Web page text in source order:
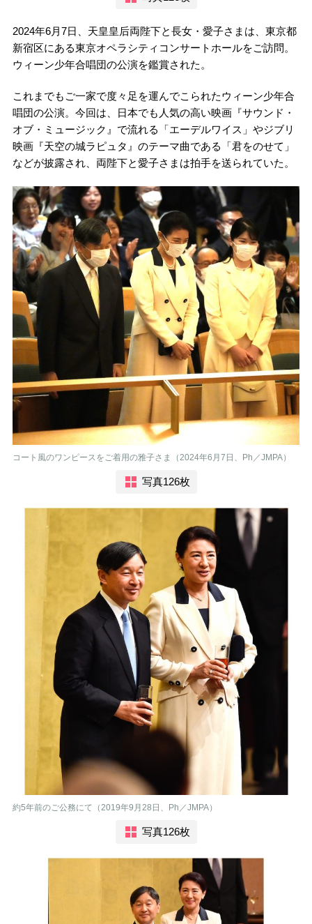
2024年6月7日、天皇皇后両陛下と長女・愛子さまは、東京都
新宿区にある東京オペラシティコンサートホールをご訪問。
ウィーン少年合唱団の公演を鑑賞された。
これまでもご一家で度々足を運んでこられたウィーン少年合
唱団の公演。今回は、日本でも人気の高い映画『サウンド・
オブ・ミュージック』で流れる「エーデルワイス」やジブリ
映画『天空の城ラピュタ』のテーマ曲である「君をのせて」
などが披露され、両陛下と愛子さまは拍手を送られていた。
コート風のワンピースをご着用の雅子さま（2024年6月7日、Ph／JMPA）
写真126枚
約5年前のご公務にて（2019年9月28日、Ph／JMPA）
写真126枚